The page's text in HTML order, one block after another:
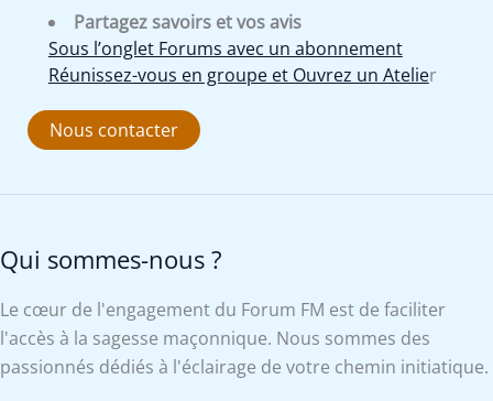
Partagez savoirs et vos avis
Sous l’onglet Forums avec un abonnement
Réunissez-vous en groupe et Ouvrez un Atelier
Nous contacter
Qui sommes-nous ?
Le cœur de l'engagement du Forum FM est de faciliter
l'accès à la sagesse maçonnique. Nous sommes des
passionnés dédiés à l'éclairage de votre chemin initiatique.